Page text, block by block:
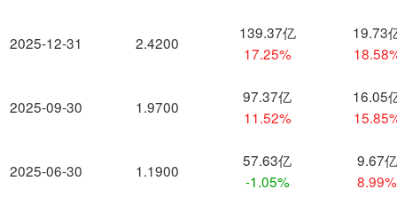
2025-12-31
2025-09-30
2025-06-30
2.4200
139.37亿
17.25%
19.73
1.9700
97.37亿
11.52%
16.05
1.1900
57.63亿
-1.05%
9.67亿
8.99%